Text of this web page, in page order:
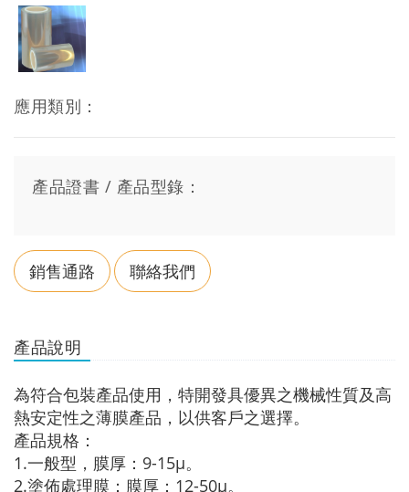
應用類別：
產品證書 / 產品型錄：
銷售通路 聯絡我們
產品說明
為符合包裝產品使用，特開發具優異之機械性質及高
熱安定性之薄膜產品，以供客戶之選擇。
產品規格：
1.一般型，膜厚：9-15μ。
2.塗佈處理膜：膜厚：12-50μ。